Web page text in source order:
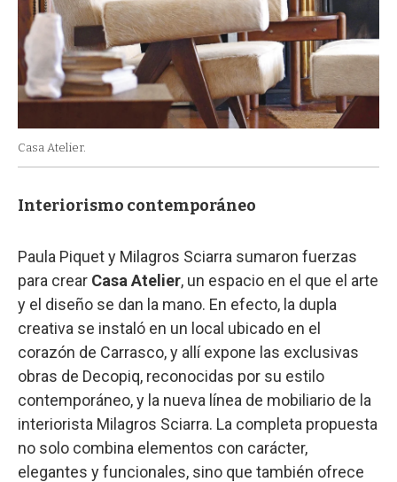
Casa Atelier.
Interiorismo contemporáneo
Paula Piquet y Milagros Sciarra sumaron fuerzas
para crear Casa Atelier, un espacio en el que el arte
y el diseño se dan la mano. En efecto, la dupla
creativa se instaló en un local ubicado en el
corazón de Carrasco, y allí expone las exclusivas
obras de Decopiq, reconocidas por su estilo
contemporáneo, y la nueva línea de mobiliario de la
interiorista Milagros Sciarra. La completa propuesta
no solo combina elementos con carácter,
elegantes y funcionales, sino que también ofrece